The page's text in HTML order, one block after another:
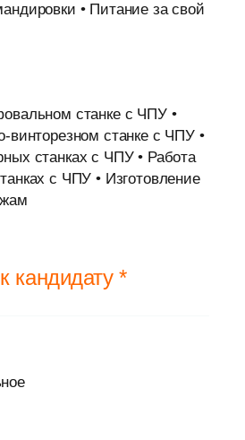
• Питание за свой
станке с ЧПУ •
винторезном станке с ЧПУ •
станках с ЧПУ • Работа
с ЧПУ • Изготовление
кандидату *